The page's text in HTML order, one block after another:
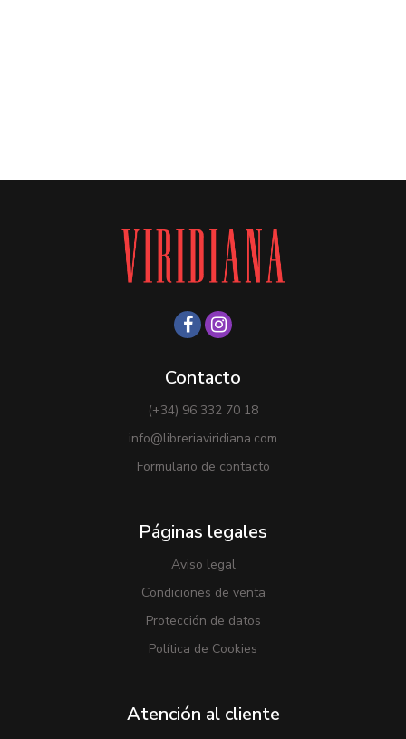
Contacto
(+34) 96 332 70 18
info@libreriaviridiana.com
Formulario de contacto
Páginas legales
Aviso legal
Condiciones de venta
Protección de datos
Política de Cookies
Atención al cliente